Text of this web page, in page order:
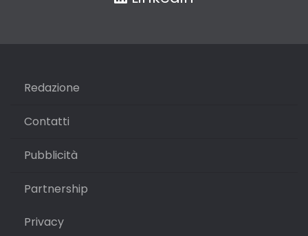
Redazione
Contatti
Pubblicità
Partnership
Privacy